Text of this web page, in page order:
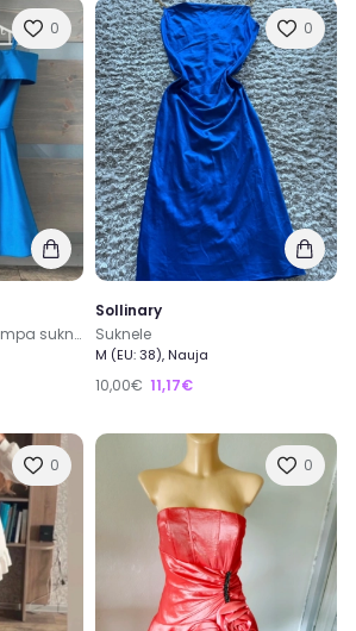
0
Royal blue proginė trumpa suknelė atvirais pečiais
0
Sollinary
Suknele
M (EU: 38), Nauja
10,00€ 11,17€
0 0